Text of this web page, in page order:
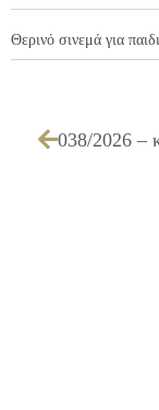
Θερινό σινεμά για